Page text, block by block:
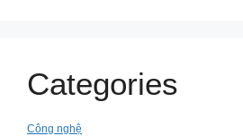
Categories
Công nghệ